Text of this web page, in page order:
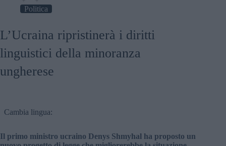
Politica
L’Ucraina ripristinerà i diritti
linguistici della minoranza
ungherese
Cambia lingua:
Il primo ministro ucraino Denys Shmyhal ha proposto un